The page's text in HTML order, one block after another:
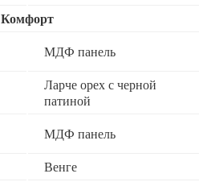
Комфорт
МДФ панель
Ларче орех с черной
патиной
МДФ панель
Венге